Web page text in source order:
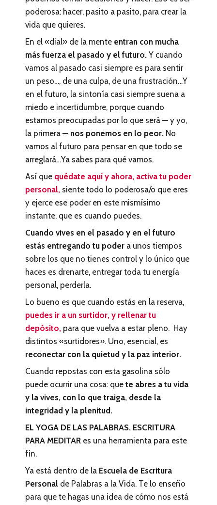
poderosa: hacer, pasito a pasito, para crear la
vida que quieres.
En el «dial» de la mente entran con mucha
más fuerza el pasado y el futuro. Y cuando
vamos al pasado casi siempre es para sentir
un peso…, de una culpa, de una frustración…Y
en el futuro, la sintonía casi siempre suena a
miedo e incertidumbre, porque cuando
estamos preocupadas por lo que será — y yo,
la primera — nos ponemos en lo peor. No
vamos al futuro para pensar en que todo se
arreglará…Ya sabes para qué vamos.
Así que quédate aquí y ahora, activa tu poder
personal, siente todo lo poderosa/o que eres
y ejerce ese poder en este mismísimo
instante, que es cuando puedes.
Cuando vives en el pasado y en el futuro
estás entregando tu poder a unos tiempos
sobre los que no tienes control y lo único que
haces es drenarte, entregar toda tu energía
personal, perderla.
Lo bueno es que cuando estás en la reserva,
puedes ir a un surtidor, y rellenar tu
depósito, para que vuelva a estar pleno. Hay
distintos «surtidores». Uno, esencial, es
reconectar con la quietud y la paz interior.
Cuando repostas con esta gasolina sólo
puede ocurrir una cosa: quete abres a tu vida
y la vives, con lo que traiga, desde la
integridad y la plenitud.
EL YOGA DE LAS PALABRAS. ESCRITURA
PARA MEDITAR es una herramienta para este
fin.
Ya está dentro de la Escuela de Escritura
Personal de Palabras a la Vida. Te lo enseño
para que te hagas una idea de cómo nos está